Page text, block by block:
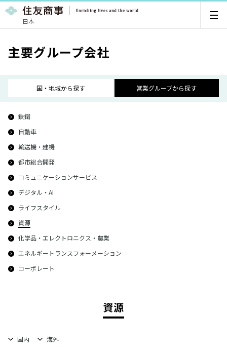
日本
主要グループ会社
国・地域から探す 営業グループから探す
鉄鋼
自動車
輸送機・建機
都市総合開発
コミュニケーションサービス
デジタル・AI
ライフスタイル
資源
化学品・エレクトロニクス・農業
エネルギートランスフォーメーション
コーポレート
資源
国内 海外